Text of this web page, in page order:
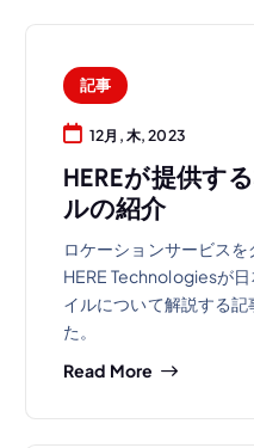
記事
12月, 木, 2023
HEREが提供す
ルの紹介
ロケーションサービス
HERE Technologiesが
イルについて解説する
た。
Read More